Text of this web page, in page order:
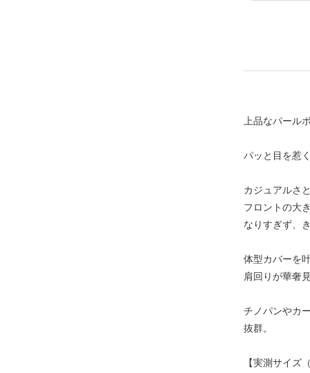
上品なパール
パッと目を惹
カジュアルさ
フロントの大
なりすぎず、
体型カバーを
肩回りが華奢
チノパンやカ
抜群。
【実測サイズ